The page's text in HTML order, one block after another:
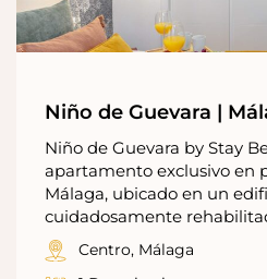
Niño de Guevara |
Niño de Guevara by Stay
apartamento exclusivo en
Málaga, ubicado en un
cuidadosamente
Centro, Málaga